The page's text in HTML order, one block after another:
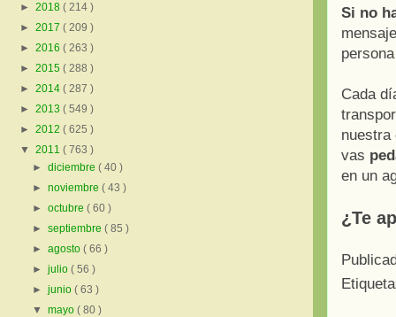
Si no
Cada
nuestra
vas
en un
¿Te
► 2018 ( 214 )
► 2017 ( 209 )
► 2016 ( 263 )
► 2015 ( 288 )
► 2014 ( 287 )
► 2013 ( 549 )
► 2012 ( 625 )
▼ 2011 ( 763 )
►diciembre( 40 )
►noviembre( 43 )
►octubre( 60 )
►septiembre( 85 )
►agosto( 66 )
►julio( 56 )
►junio( 63 )
▼mayo( 80 )